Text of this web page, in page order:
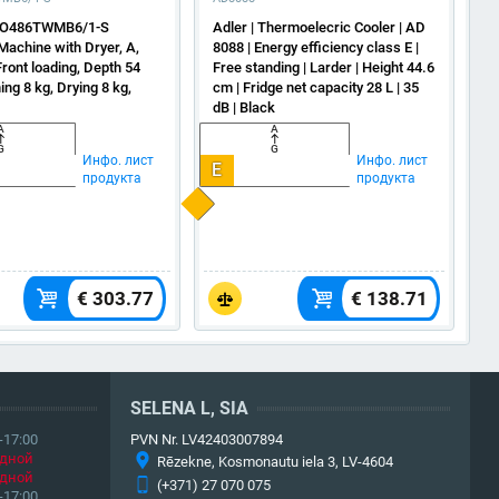
1-S
with Dryer, A,
loading, Depth 54
8 kg, Drying 8 kg,
Инфо. лист
продукта
€ 303.77
Adler | Thermoelecric Cooler | AD
8088 | Energy efficiency class E |
Free standing | Larder | Height 44.6
cm | Fridge net capacity 28 L | 35
dB | Black
A
G
E
Инфо. лист
продукта
€ 138.71
17:00
SELENA L, SIA
PVN Nr. LV42403007894
Rēzekne, Kosmonautu iela 3, LV-4604
(+371) 27 070 075